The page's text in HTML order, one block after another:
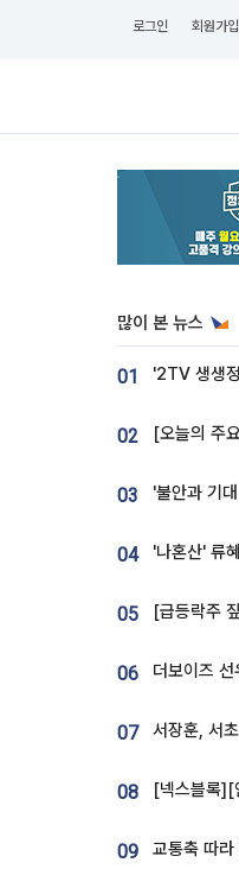
로그인 회원가입
많이 본 뉴스
01
02
03
04
05
06
07
08
09